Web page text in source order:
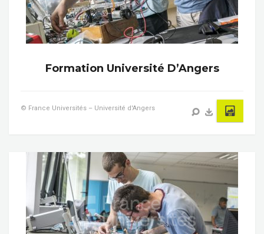
Formation Université D’Angers
© France Universités – Université d'Angers